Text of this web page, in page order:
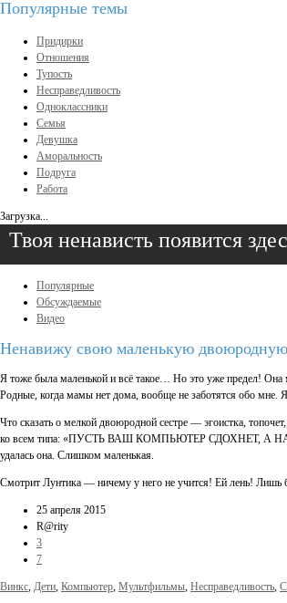
Популярные темы
Придирки
Отношения
Тупость
Несправедливость
Одноклассники
Семья
Девушка
Аморальность
Подруга
Работа
Загрузка...
Твоя ненависть появится
Популярные
Обсуждаемые
Видео
Ненавижу свою маленькую
Я тоже была маленькой и всё такое… Но это уже предел!
Родные, когда мамы нет дома, вообще не заботятся обо
Что сказать о мелкой двоюродной сестре — эгоистка,
ко всем типа: «ПУСТЬ ВАШ КОМПЬЮТЕР СДОХНЕТ, А НАШ
удалась она. Слишком маленькая.
Смотрит Лунтика — ничему у него не учится! Ей лень! Лишь
25 апреля 2015
R@rity
3
7
Винкс, Дети, Компьютер, Мультфильмы, Несправедливость,